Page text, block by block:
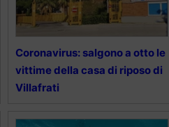
Coronavirus: salgono a otto le
vittime della casa di riposo di
Villafrati